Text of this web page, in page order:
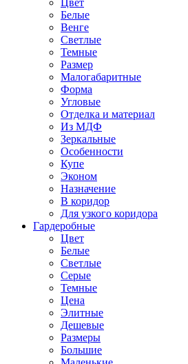
Цвет
Белые
Венге
Светлые
Темные
Размер
Малогабаритные
Форма
Угловые
Отделка и материал
Из МДФ
Зеркальные
Особенности
Купе
Эконом
Назначение
В коридор
Для узкого коридора
Гардеробные
Цвет
Белые
Светлые
Серые
Темные
Цена
Элитные
Дешевые
Размеры
Большие